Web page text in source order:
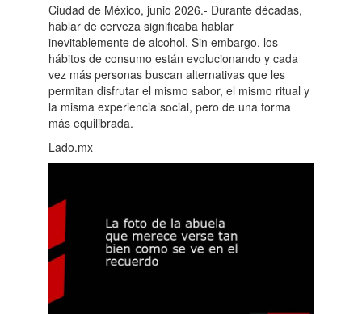
Ciudad de México, junio 2026.- Durante décadas,
hablar de cerveza significaba hablar
inevitablemente de alcohol. Sin embargo, los
hábitos de consumo están evolucionando y cada
vez más personas buscan alternativas que les
permitan disfrutar el mismo sabor, el mismo ritual y
la misma experiencia social, pero de una forma
más equilibrada.
Lado.mx